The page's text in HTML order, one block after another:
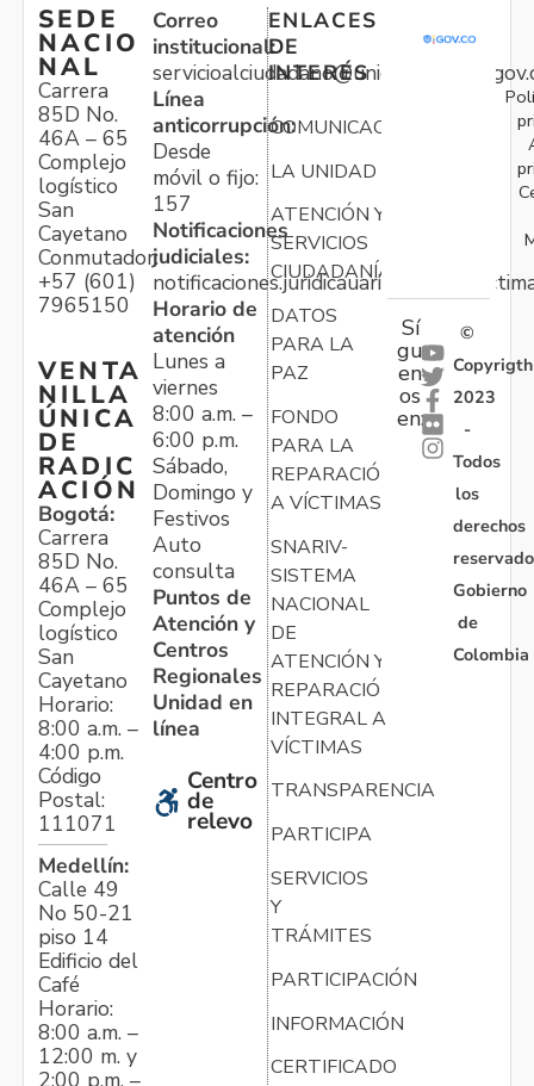
SEDE
NACIO
NAL
Carrera
85D No.
46A – 65
Complejo
logístico
San
Cayetano
Conmutador:
+57 (601)
7965150
VENTA
NILLA
ÚNICA
DE
RADIC
ACIÓN
Bogotá:
Carrera
85D No.
46A – 65
Complejo
logístico
San
Cayetano
Horario:
8:00 a.m. –
4:00 p.m.
Código
Postal:
111071
Medellín:
Calle 49
No 50-21
piso 14
Edificio del
Café
Horario:
8:00 a.m. –
12:00 m. y
Correo
institucional:
Línea
anticorrupción:
Desde
móvil o fijo:
157
Notificaciones
judiciales:
Horario de
atención
Lunes a
viernes
8:00 a.m. –
6:00 p.m.
Sábado,
Domingo y
Festivos
Auto
consulta
Puntos de
Atención y
Centros
Regionales
Unidad en
línea
Centro
de
relevo
ENLACES
DE
INTERÉS
COMUNICACIONES
LA UNIDAD
ATENCIÓN Y
SERVICIOS
CIUDADANÍA
DATOS
PARA LA
PAZ
FONDO
PARA LA
REPARACIÓN
A VÍCTIMAS
SNARIV-
SISTEMA
NACIONAL
DE
ATENCIÓN Y
REPARACIÓN
INTEGRAL A
VÍCTIMAS
TRANSPARENCIA
PARTICIPA
SERVICIOS
Y
TRÁMITES
PARTICIPACIÓN
INFORMACIÓN
CERTIFICADO
Sí
gu
en
os
en:
©
Copyrigth
2023
-
Todos
los
derechos
Gobierno
de
Colombia